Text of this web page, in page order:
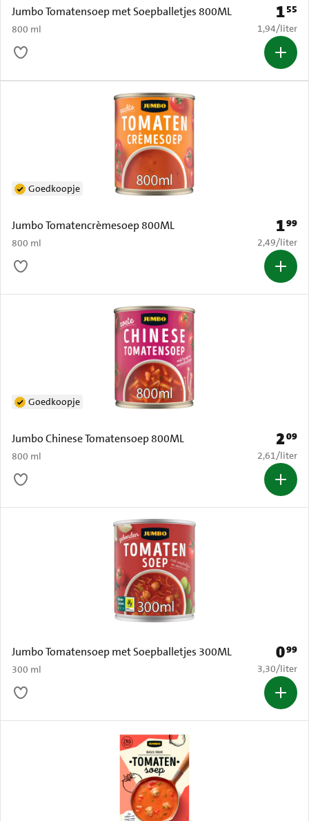
Jumbo Tomatensoep met Soepballetjes 800ML
800 ml
Prijs:
155
€ 1,94 per
1,94/liter
Jumbo Tomatencrèmesoep 800ML
800 ml
Goedkoopje
Prijs:
199
€ 2,49 per
2,49/liter
Jumbo Chinese Tomatensoep 800ML
800 ml
Goedkoopje
Prijs:
209
€ 2,61 per
2,61/liter
Jumbo Tomatensoep met Soepballetjes 300ML
300 ml
Prijs:
099
€ 3,30 per
3,30/liter